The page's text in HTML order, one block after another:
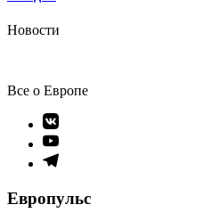
Новости
Все о Европе
Элемент
меню
Элемент
меню
Элемент
Европульс